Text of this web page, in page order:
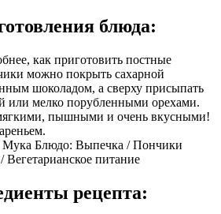
блюда:
как приготовить постные
можно покрыть сахарной
шоколадом, а сверху присыпать
или мелко порубленными орехами.
пышными и очень вкусными!
Мука Блюдо: Выпечка / Пончики
питание
рецепта: